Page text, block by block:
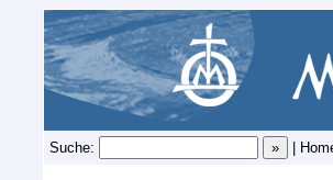
Suche: